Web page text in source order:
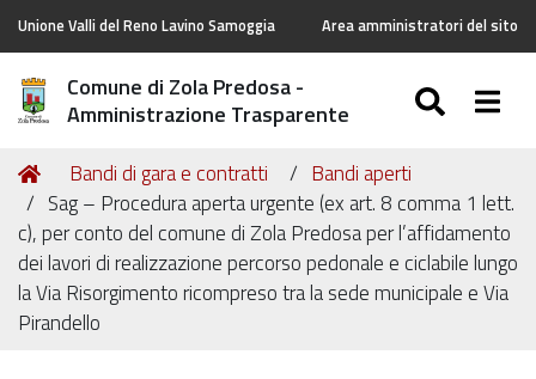
Unione Valli del Reno Lavino Samoggia Area amministratori del sito
Comune di Zola Predosa -
Amministrazione Trasparente
Tu
sei
qui:
Home
Bandi di gara e contratti
Bandi aperti
Sag – Procedura aperta urgente (ex art. 8 comma 1 lett.
c), per conto del comune di Zola Predosa per l’affidamento
dei lavori di realizzazione percorso pedonale e ciclabile lungo
la Via Risorgimento ricompreso tra la sede municipale e Via
Pirandello